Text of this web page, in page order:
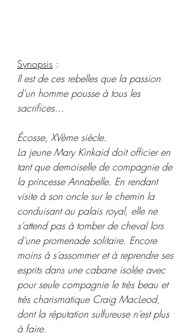
Synopsis :
Il est de ces rebelles que la passion
d’un homme pousse à tous les
sacrifices…
Écosse, XVème siècle.
La jeune Mary Kinkaid doit officier en
tant que demoiselle de compagnie de
la princesse Annabelle. En rendant
visite à son oncle sur le chemin la
conduisant au palais royal, elle ne
s’attend pas à tomber de cheval lors
d’une promenade solitaire. Encore
moins à s’assommer et à reprendre ses
esprits dans une cabane isolée avec
pour seule compagnie le très beau et
très charismatique Craig MacLeod,
dont la réputation sulfureuse n’est plus
à faire.